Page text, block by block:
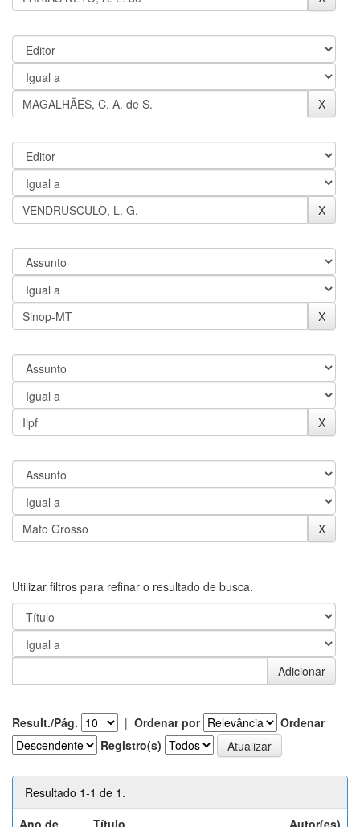
Utilizar filtros para refinar o resultado de busca.
Result./Pág. | Ordenar por
Ordenar
Registro(s)
Resultado 1-1 de 1.
Ano de
Título Autor(es)